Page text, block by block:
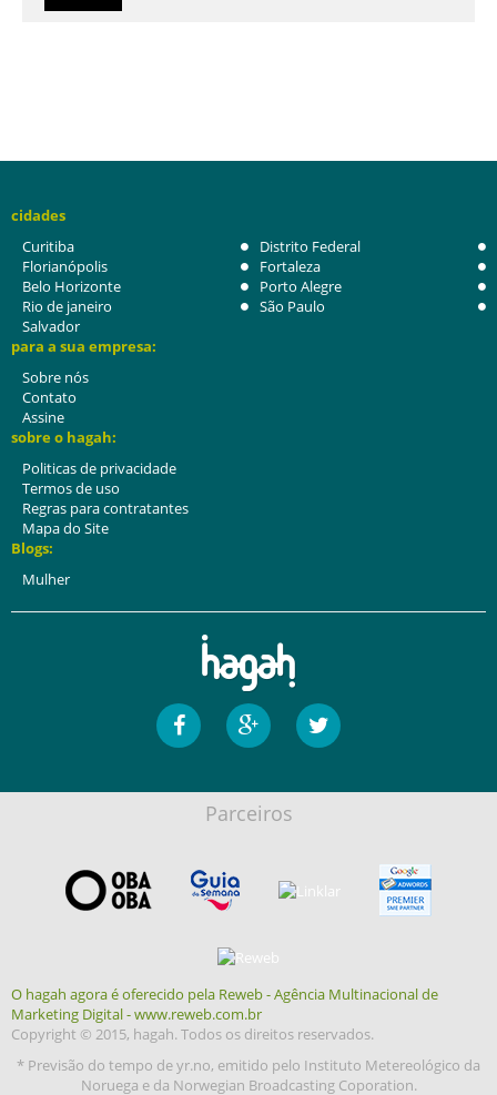
cidades
Curitiba
Distrito Federal
Florianópolis
Fortaleza
Belo Horizonte
Porto Alegre
Rio de janeiro
São Paulo
Salvador
para a sua empresa:
Sobre nós
Contato
Assine
sobre o hagah:
Politicas de privacidade
Termos de uso
Regras para contratantes
Mapa do Site
Blogs:
Mulher
Parceiros
O hagah agora é oferecido pela Reweb - Agência Multinacional de
Marketing Digital - www.reweb.com.br
Copyright © 2015, hagah. Todos os direitos reservados.
* Previsão do tempo de yr.no, emitido pelo Instituto Metereológico da
Noruega e da Norwegian Broadcasting Coporation.